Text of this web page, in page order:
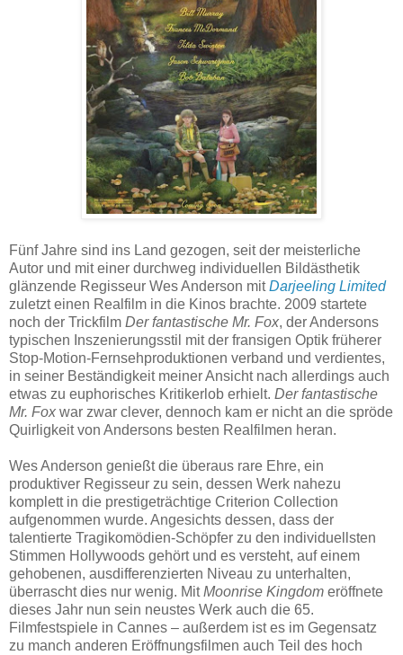
Fünf Jahre sind ins Land gezogen, seit der meisterliche
Autor und mit einer durchweg individuellen Bildästhetik
glänzende Regisseur Wes Anderson mitDarjeeling Limited
zuletzt einen Realfilm in die Kinos brachte. 2009 startete
noch der Trickfilm Der fantastische Mr. Fox, der Andersons
typischen Inszenierungsstil mit der fransigen Optik früherer
Stop-Motion-Fernsehproduktionen verband und verdientes,
in seiner Beständigkeit meiner Ansicht nach allerdings auch
etwas zu euphorisches Kritikerlob erhielt. Der fantastische
Mr. Fox war zwar clever, dennoch kam er nicht an die spröde
Quirligkeit von Andersons besten Realfilmen heran.
Wes Anderson genießt die überaus rare Ehre, ein
produktiver Regisseur zu sein, dessen Werk nahezu
komplett in die prestigeträchtige Criterion Collection
aufgenommen wurde. Angesichts dessen, dass der
talentierte Tragikomödien-Schöpfer zu den individuellsten
Stimmen Hollywoods gehört und es versteht, auf einem
gehobenen, ausdifferenzierten Niveau zu unterhalten,
überrascht dies nur wenig. MitMoonrise Kingdom eröffnete
dieses Jahr nun sein neustes Werk auch die 65.
Filmfestspiele in Cannes – außerdem ist es im Gegensatz
zu manch anderen Eröffnungsfilmen auch Teil des hoch